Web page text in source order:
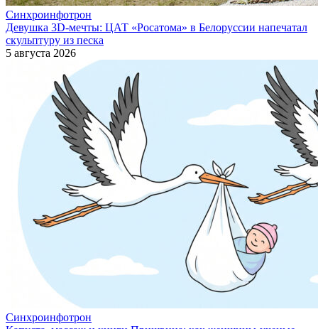
Синхроинфотрон
Девушка 3D-мечты: ЦАТ «Росатома» в Белоруссии напечатал
скульптуру из песка
5 августа 2026
Синхроинфотрон